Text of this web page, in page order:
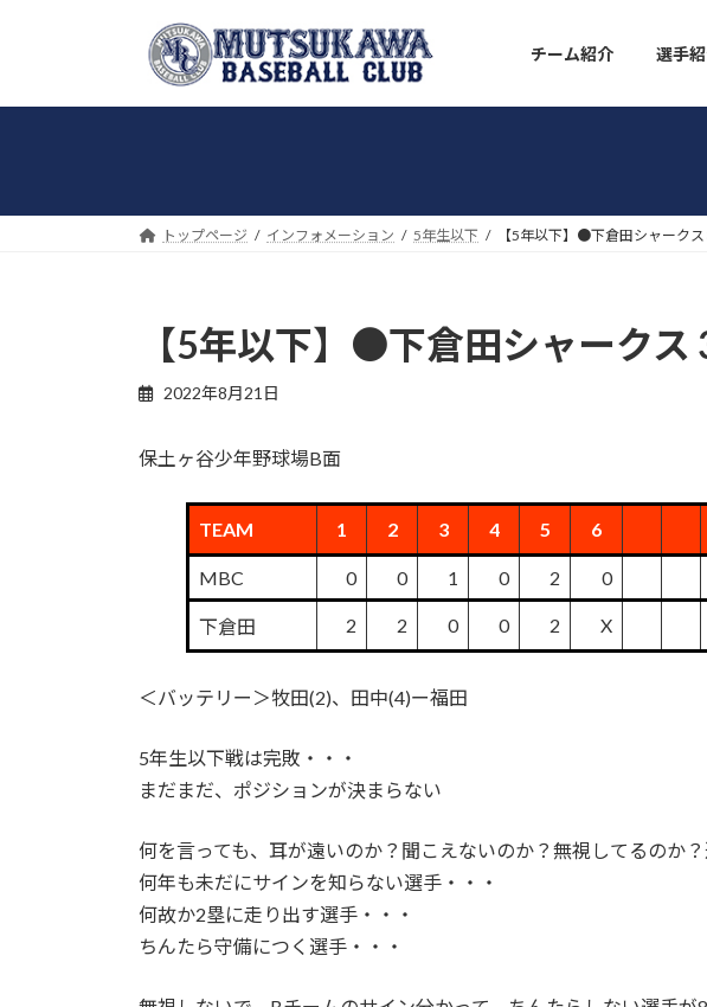
キ
に
チーム紹介 選手
トップページ インフォメーション 5年生以下 【5年以下】●下倉田シャーク
【5年以下】●下倉田シャークス
2022年8月21日
保土ヶ谷少年野球場B面
TEAM 1 2 3 4 5 6
MBC 0 0 1 0 2 0
下倉田 2 2 0 0 2 X
＜バッテリー＞牧田(2)、田中(4)ー福田
5年生以下戦は完敗・・・
まだまだ、ポジションが決まらない
何を言っても、耳が遠いのか？聞こえないのか？無視してるのか
何年も未だにサインを知らない選手・・・
何故か2塁に走り出す選手・・・
ちんたら守備につく選手・・・